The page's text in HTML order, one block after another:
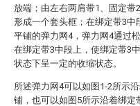
放端；由左右两肩带1、固定带
形成一个套头框；在绑定带3
平铺的弹力网4，弹力网4通过
在绑定带3中段上，使绑定带3
状态下呈一定的收缩状态。
所述弹力网4可以如图1-2所示
铺，也可以如图5所示沿着绑